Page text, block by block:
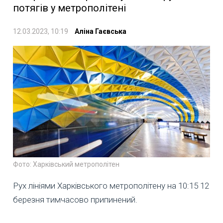
потягів у метрополітені
12.03.2023, 10:19 Аліна Гаєвська
Фото: Харківський метрополітен
Рух лініями Харківського метрополітену на 10:15 12
березня тимчасово припинений.